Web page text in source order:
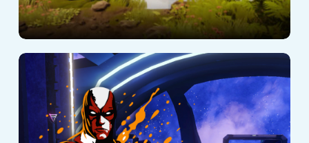
SuperHero